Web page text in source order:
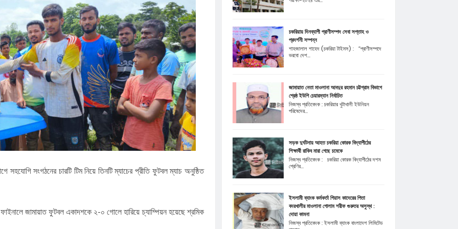
অনুষ্ঠিত
তাসরিফুল
শতাধিক
আলোচনা
সহযোগি সংগঠনের চারটি টিম নিয়ে তিনটি ম্যাচের প্রীতি ফুটবল ম্যাচ অনুষ্ঠিত
জামায়াত ফুটবল একাদশকে ২-০ গোলে হারিয়ে চ্যাম্পিয়ন হয়েছে শ্রমিক
চকরিয়ায় দিনব্যাপী প্রাণীসম্পদ সেবা সপ্তাহ ও
প্রদর্শনী সম্পন্ন
শাহজালাল শাহেদ (চকরিয়া টাইমস) : “প্রাণীসম্পদে
ভরবো দেশ...
জামায়াত নেতা মাওলানা আবদুর রহমান চট্টগ্রাম বিভাগে
শ্রেষ্ঠ ইউপি চেয়ারম্যান নির্বাচিত
নিজস্ব প্রতিবেদক : চকরিয়ার খুটাখালী ইউনিয়ন
পরিষেদের...
সড়ক দুর্ঘটনায় আহত চকরিয়া কোরক বিদ্যাপীঠের
শিক্ষার্থী রাকিব মারা গেছে চমেকে
নিজস্ব প্রতিবেদক : চকরিয়া কোরক বিদ্যাপীঠের দশম
শ্রেণির...
ইসলামী ব্যাংক কর্মকর্তা গিয়াস কাদেরের পিতা
বদরখালীর মাওলানা গোলাম শরীফ গুরুতর অসুস্থ :
দোয়া কামনা
নিজস্ব প্রতিবেদক : ইসলামী ব্যাংক বাংলাদেশ লিমিটেড